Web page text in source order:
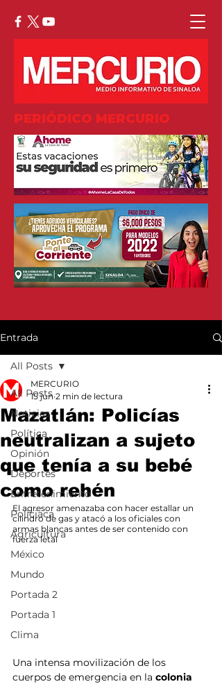
PERIÓDICO MERCURIO
Entrada
All Posts
Noticias
Política
Opinión
Deportes
Entretenimiento
Policiaca
Agricultura
México
Mundo
Portada 2
Portada 1
Clima
All Posts
Mazatlán: Policías
neutralizan a sujeto
que tenía a su bebé
como rehén
MERCURIO
15 jun 2 min de lectura
El agresor amenazaba con hacer estallar un
cilindro de gas y atacó a los oficiales con
armas blancas antes de ser contenido con
fuerza letal
Una intensa movilización de los
cuerpos de emergencia en la colonia